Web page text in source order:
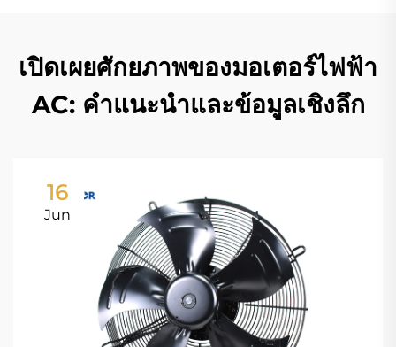
เปิดเผยศักยภาพของมอเตอร์ไฟฟ้า
AC: คำแนะนำและข้อมูลเชิงลึก
16
Jun